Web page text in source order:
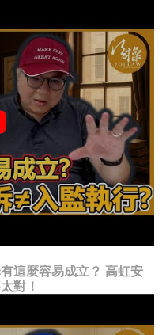
這麼容易成立？ 高虹安
對！